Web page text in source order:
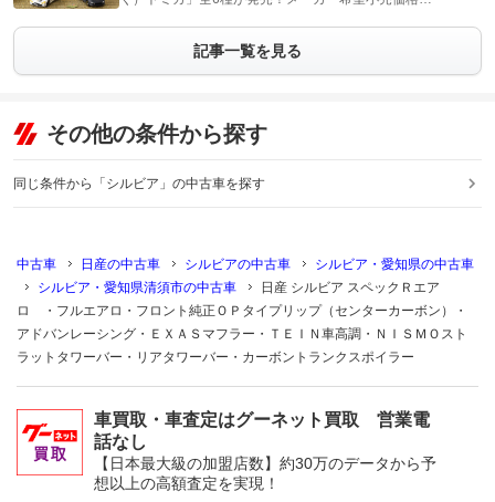
記事一覧を見る
その他の条件から探す
同じ条件から「シルビア」の中古車を探す
中古車 日産の中古車 シルビアの中古車
シルビア・愛知県の中古車
シルビア・愛知県清須市の中古車
日産 シルビア スペックＲエア
ロ ・フルエアロ・フロント純正ＯＰタイプリップ（センターカーボン）・
アドバンレーシング・ＥＸＡＳマフラー・ＴＥＩＮ車高調・ＮＩＳＭＯスト
ラットタワーバー・リアタワーバー・カーボントランクスポイラー
車買取・車査定はグーネット買取 営業電
話なし
【日本最大級の加盟店数】約30万のデータから予
想以上の高額査定を実現！